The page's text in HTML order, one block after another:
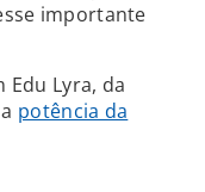
importante
Lyra, da
potência da